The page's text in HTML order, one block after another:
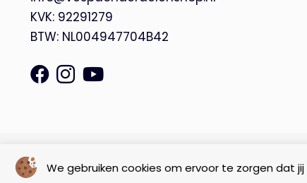
We gebruiken cookies om ervoor te zorgen dat
KVK: 92291279
BTW: NL004947704B42
© Copyright 2026 – De Vespa Garage |